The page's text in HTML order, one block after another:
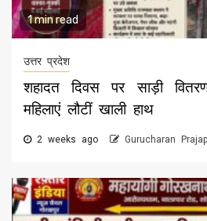
1 min read
उत्तर प्रदेश
शहादत दिवस पर साड़ी
महिलाएं लौटीं खाली हाथ
2 weeks ago Gurucharan